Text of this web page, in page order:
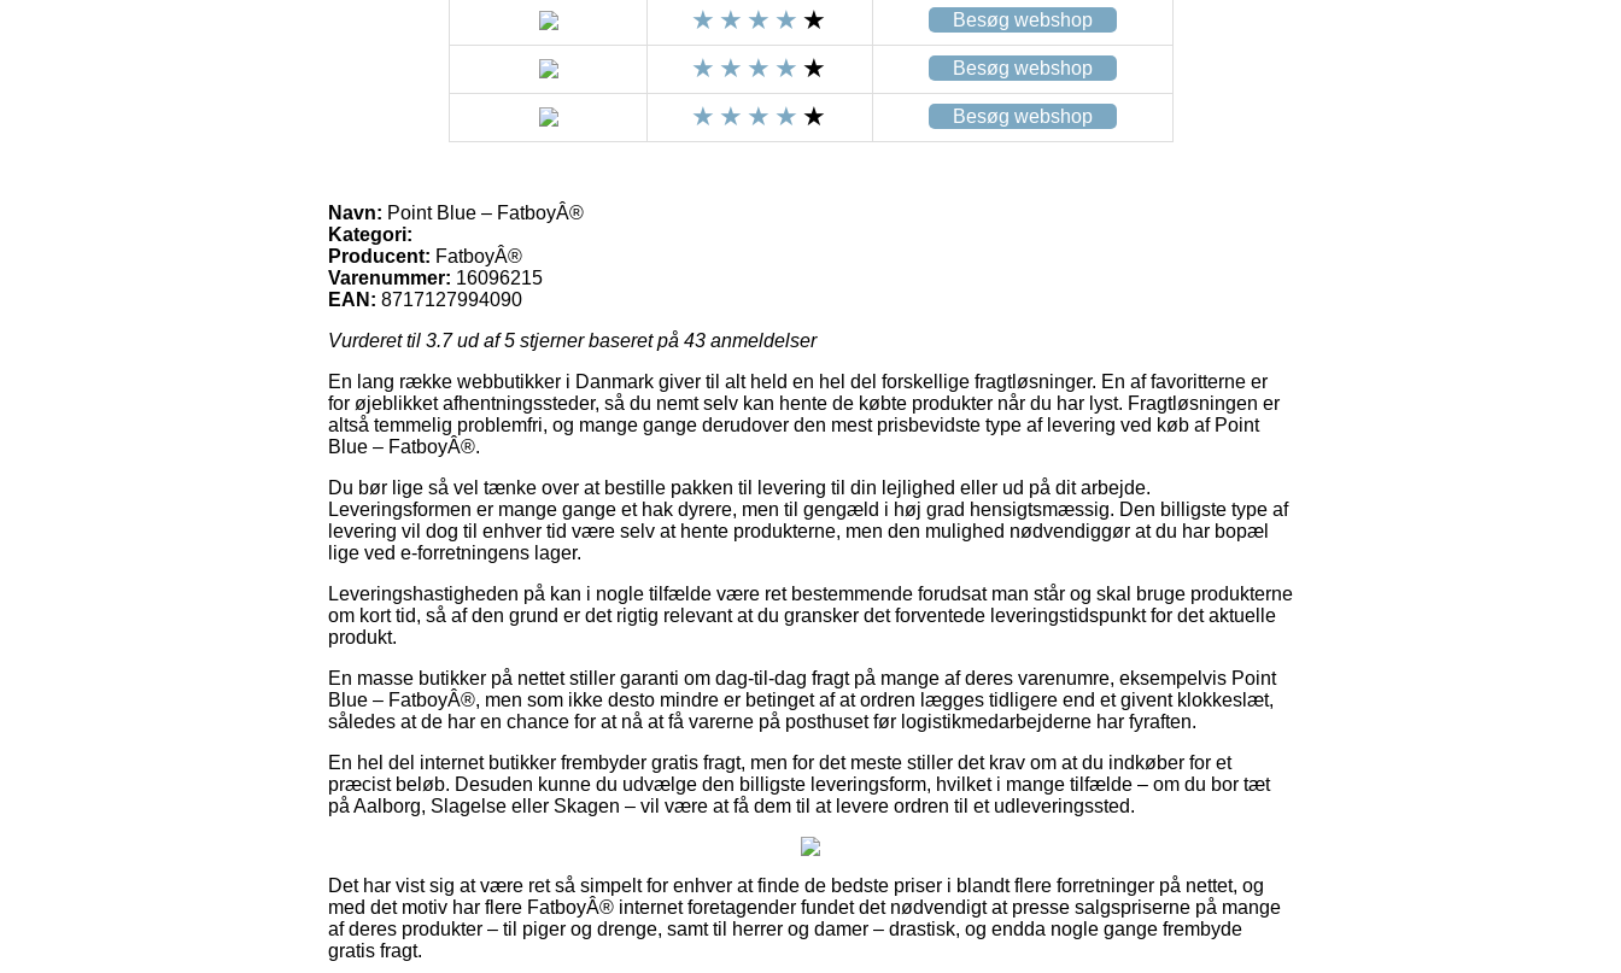
Besøg webshop
Besøg webshop
Besøg webshop
Navn: Point Blue – FatboyÂ®
Kategori:
Producent: FatboyÂ®
Varenummer: 16096215
EAN: 8717127994090
Vurderet til 3.7ud af 5 stjerner baseret på 43 anmeldelser
En lang række webbutikker i Danmark giver til alt held en hel del forskellige fragtløsninger. En af favoritterne er
for øjeblikket afhentningssteder, så du nemt selv kan hente de købte produkter når du har lyst. Fragtløsningen er
altså temmelig problemfri, og mange gange derudover den mest prisbevidste type af levering ved køb af Point
Blue – FatboyÂ®.
Du bør lige så vel tænke over at bestille pakken til levering til din lejlighed eller ud på dit arbejde.
Leveringsformen er mange gange et hak dyrere, men til gengæld i høj grad hensigtsmæssig. Den billigste type af
levering vil dog til enhver tid være selv at hente produkterne, men den mulighed nødvendiggør at du har bopæl
lige ved e-forretningens lager.
Leveringshastigheden på kan i nogle tilfælde være ret bestemmende forudsat man står og skal bruge produkterne
om kort tid, så af den grund er det rigtig relevant at du gransker det forventede leveringstidspunkt for det aktuelle
produkt.
En masse butikker på nettet stiller garanti om dag-til-dag fragt på mange af deres varenumre, eksempelvis Point
Blue – FatboyÂ®, men som ikke desto mindre er betinget af at ordren lægges tidligere end et givent klokkeslæt,
således at de har en chance for at nå at få varerne på posthuset før logistikmedarbejderne har fyraften.
En hel del internet butikker frembyder gratis fragt, men for det meste stiller det krav om at du indkøber for et
præcist beløb. Desuden kunne du udvælge den billigste leveringsform, hvilket i mange tilfælde – om du bor tæt
på Aalborg, Slagelse eller Skagen – vil være at få dem til at levere ordren til et udleveringssted.
Det har vist sig at være ret så simpelt for enhver at finde de bedste priser i blandt flere forretninger på nettet, og
med det motiv har flere FatboyÂ® internet foretagender fundet det nødvendigt at presse salgspriserne på mange
af deres produkter – til piger og drenge, samt til herrer og damer – drastisk, og endda nogle gange frembyde
gratis fragt.